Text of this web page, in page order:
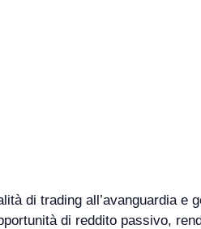
di trading all’avanguardia e
di reddito passivo,